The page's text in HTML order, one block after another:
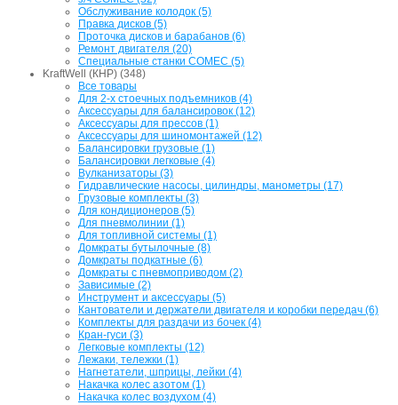
Обслуживание колодок (5)
Правка дисков (5)
Проточка дисков и барабанов (6)
Ремонт двигателя (20)
Специальные станки COMEC (5)
KraftWell (КНР) (348)
Все товары
Для 2-х стоечных подъемников (4)
Аксессуары для балансировок (12)
Аксессуары для прессов (1)
Аксессуары для шиномонтажей (12)
Балансировки грузовые (1)
Балансировки легковые (4)
Вулканизаторы (3)
Гидравлические насосы, цилиндры, манометры (17)
Грузовые комплекты (3)
Для кондиционеров (5)
Для пневмолинии (1)
Для топливной системы (1)
Домкраты бутылочные (8)
Домкраты подкатные (6)
Домкраты с пневмоприводом (2)
Зависимые (2)
Инструмент и аксессуары (5)
Кантователи и держатели двигателя и коробки передач (6)
Комплекты для раздачи из бочек (4)
Кран-гуси (3)
Легковые комплекты (12)
Лежаки, тележки (1)
Нагнетатели, шприцы, лейки (4)
Накачка колес азотом (1)
Накачка колес воздухом (4)